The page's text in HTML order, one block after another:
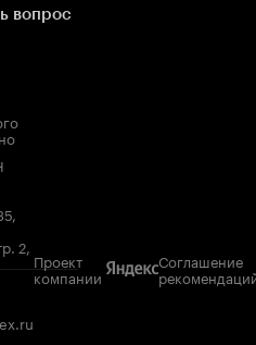
вопрос
2,
Проект
компании
Соглашение